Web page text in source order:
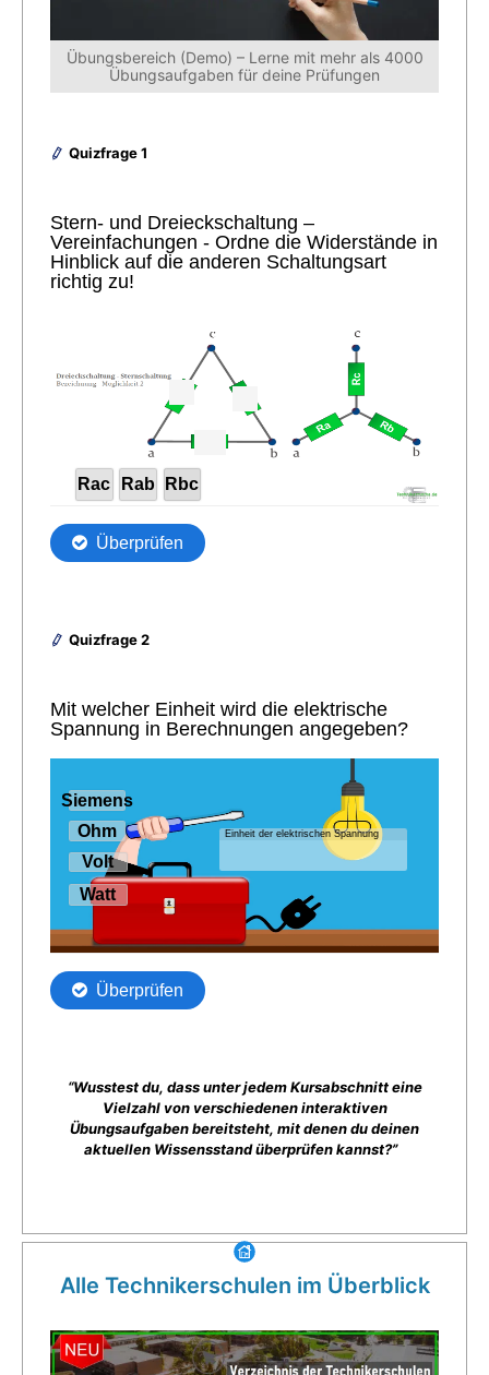
Übungsbereich (Demo) – Lerne mit mehr als 4000
Übungsaufgaben für deine Prüfungen
Quizfrage 1
Quizfrage 2
“Wusstest du, dass unter jedem Kursabschnitt eine
Vielzahl von verschiedenen interaktiven
Übungsaufgaben bereitsteht, mit denen du deinen
aktuellen Wissensstand überprüfen kannst?”
Alle Technikerschulen im Überblick